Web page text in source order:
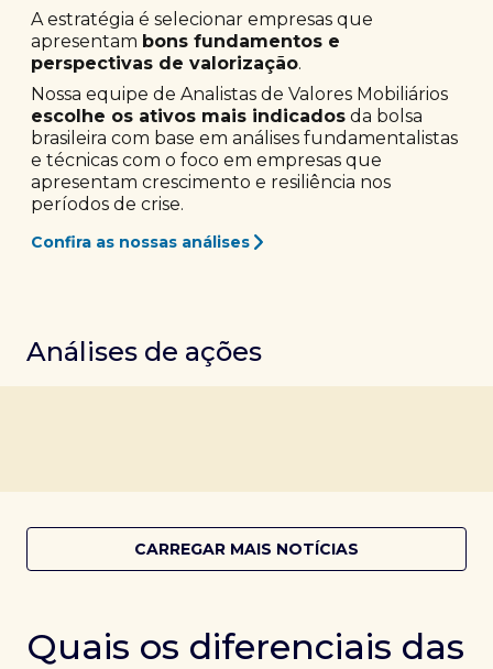
A estratégia é selecionar empresas que
apresentam bons fundamentos e
perspectivas de valorização.
Nossa equipe de Analistas de Valores Mobiliários
escolhe os ativos mais indicados da bolsa
brasileira com base em análises fundamentalistas
e técnicas com o foco em empresas que
apresentam crescimento e resiliência nos
períodos de crise.
Confira as nossas análises
Análises de ações
CARREGAR MAIS NOTÍCIAS
Quais os diferenciais das